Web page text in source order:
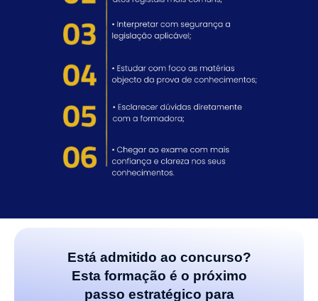
Está admitido ao concurso?
Esta formação é o próximo
passo estratégico para